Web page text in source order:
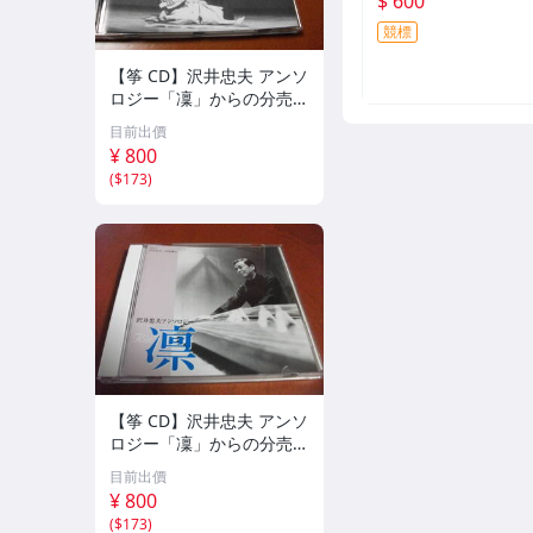
競標
【筝 CD】沢井忠夫 アンソ
ロジー「凜」からの分売
沢井忠夫作品集 ライブ 風
衣、水の声、枯野砧、五節
の舞、ファンタジア (限
定）
目前出價
¥ 800
($173)
【筝 CD】沢井忠夫 アンソ
ロジー「凜」からの分売
沢井忠夫 作品集 第三集
“光る海”（限定販売） 200
1
目前出價
¥ 800
($173)